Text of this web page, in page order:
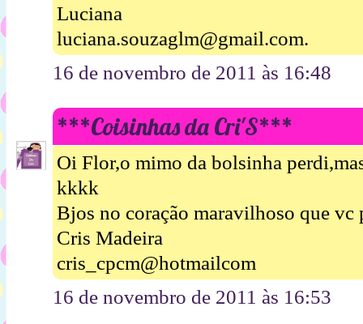
Luciana
luciana.souzaglm@gmail.com.
16 de novembro de 2011 às 16:48
***Coisinhas da Cri'S***
Oi Flor,o mimo da bolsinha
kkkk
Bjos no coração maravilhoso que
Cris Madeira
cris_cpcm@hotmailcom
16 de novembro de 2011 às 16:53